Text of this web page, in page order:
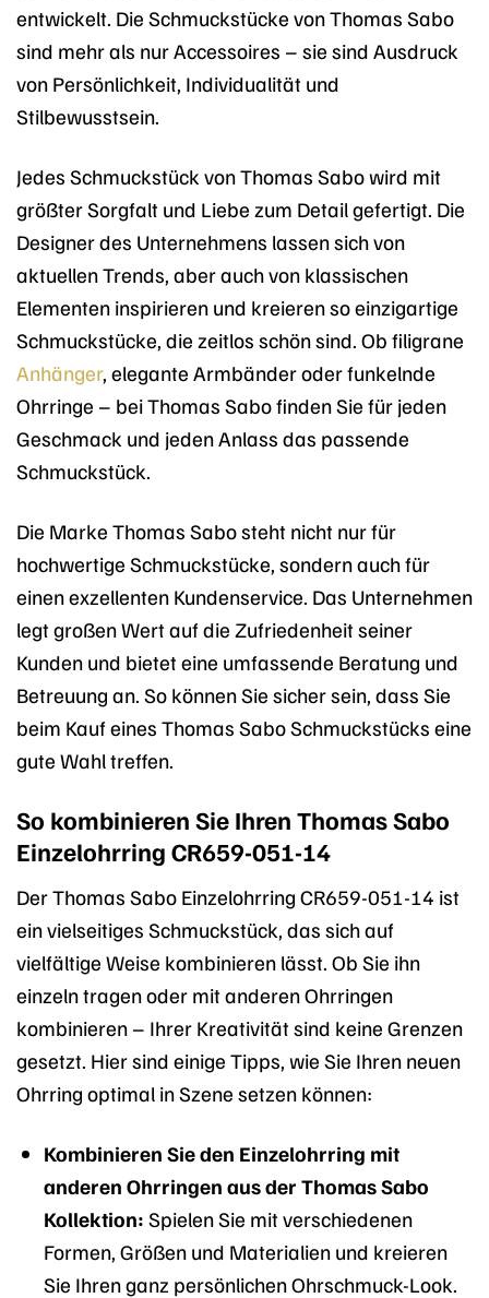
entwickelt. Die Schmuckstücke von Thomas Sabo
sind mehr als nur Accessoires – sie sind Ausdruck
von Persönlichkeit, Individualität und
Stilbewusstsein.
Jedes Schmuckstück von Thomas Sabo wird mit
größter Sorgfalt und Liebe zum Detail gefertigt. Die
Designer des Unternehmens lassen sich von
aktuellen Trends, aber auch von klassischen
Elementen inspirieren und kreieren so einzigartige
Schmuckstücke, die zeitlos schön sind. Ob filigrane
Anhänger, elegante Armbänder oder funkelnde
Ohrringe – bei Thomas Sabo finden Sie für jeden
Geschmack und jeden Anlass das passende
Schmuckstück.
Die Marke Thomas Sabo steht nicht nur für
hochwertige Schmuckstücke, sondern auch für
einen exzellenten Kundenservice. Das Unternehmen
legt großen Wert auf die Zufriedenheit seiner
Kunden und bietet eine umfassende Beratung und
Betreuung an. So können Sie sicher sein, dass Sie
beim Kauf eines Thomas Sabo Schmuckstücks eine
gute Wahl treffen.
So kombinieren Sie Ihren Thomas Sabo
Einzelohrring CR659-051-14
Der Thomas Sabo Einzelohrring CR659-051-14 ist
ein vielseitiges Schmuckstück, das sich auf
vielfältige Weise kombinieren lässt. Ob Sie ihn
einzeln tragen oder mit anderen Ohrringen
kombinieren – Ihrer Kreativität sind keine Grenzen
gesetzt. Hier sind einige Tipps, wie Sie Ihren neuen
Ohrring optimal in Szene setzen können:
Kombinieren Sie den Einzelohrring mit
anderen Ohrringen aus der Thomas Sabo
Kollektion: Spielen Sie mit verschiedenen
Formen, Größen und Materialien und kreieren
Sie Ihren ganz persönlichen Ohrschmuck-Look.